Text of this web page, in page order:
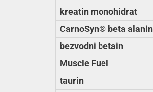
kreatin monohidrat
CarnoSyn® beta alanin
bezvodni betain
Muscle Fuel
taurin